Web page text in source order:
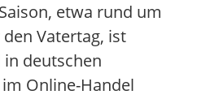
etwa rund um
Vatertag, ist
deutschen
Online-Handel